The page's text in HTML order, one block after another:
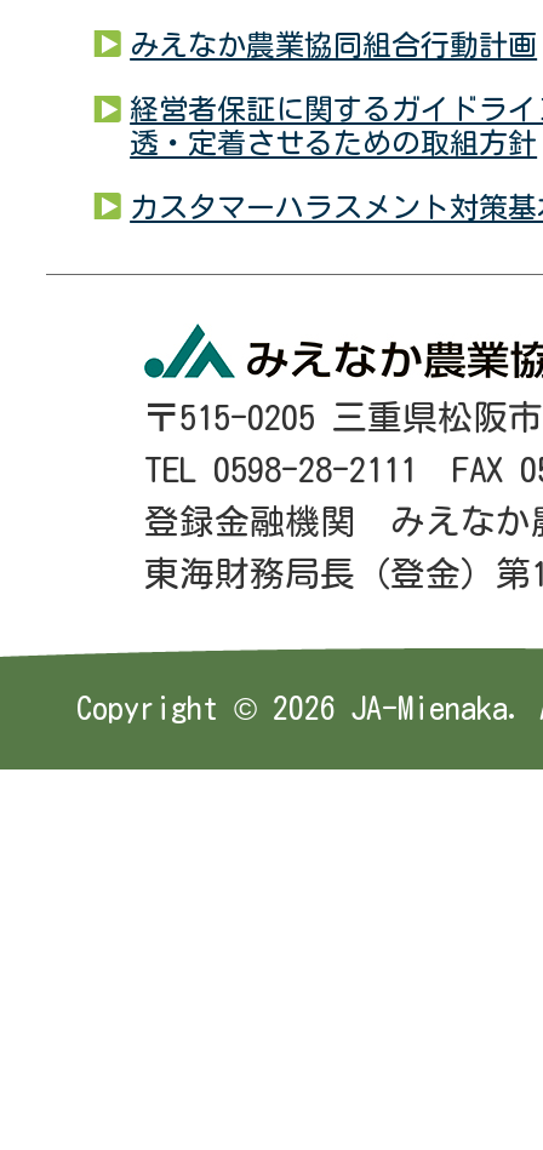
みえなか農業協同組合行動計画
経営者保証に関するガイドラ
透・定着させるための取組方針
カスタマーハラスメント対策
〒515-0205 三重県松阪
TEL 0598-28-2111 FAX
登録金融機関 みえなか
東海財務局長（登金）第
Copyright © 2026 JA-